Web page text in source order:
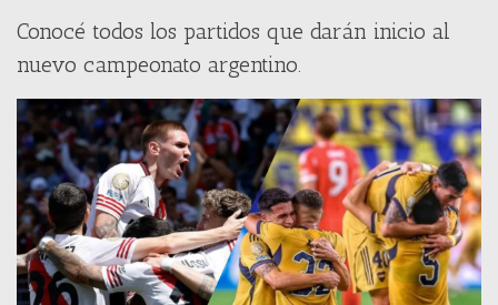
Conocé todos los partidos que darán inicio al
nuevo campeonato argentino.